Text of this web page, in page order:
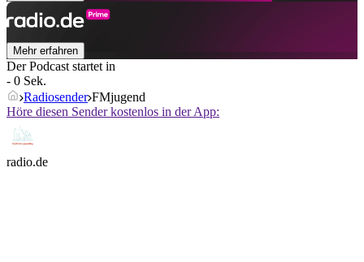
Mehr erfahren
Der Podcast startet in
- 0 Sek.
Radiosender FMjugend
Höre diesen Sender kostenlos in der App:
radio.de